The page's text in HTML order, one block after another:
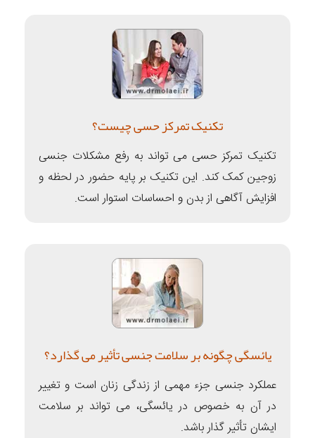
تکنیک تمرکز حسی چیست؟
تکنیک تمرکز حسی می تواند به رفع مشکلات جنسی
زوجین کمک کند. این تکنیک بر پایه حضور در لحظه و
افزایش آگاهی از بدن و احساسات استوار است.
یائسگی چگونه بر سلامت جنسی تأثیر می گذارد؟
عملکرد جنسی جزء مهمی از زندگی زنان است و تغییر
در آن به خصوص در یائسگی، می تواند بر سلامت
ایشان تأثیر گذار باشد.